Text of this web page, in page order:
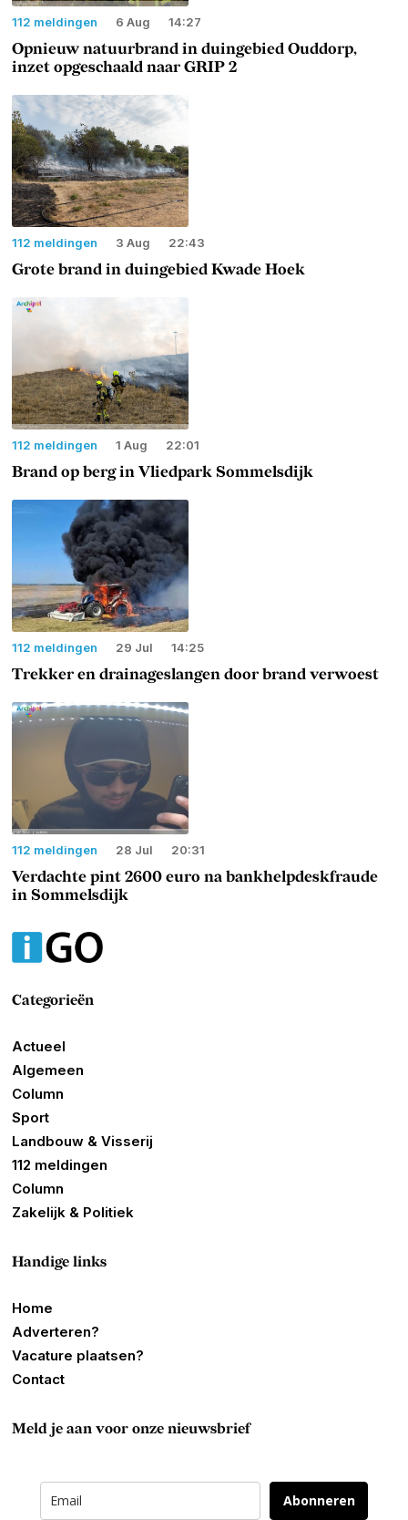
112 meldingen 6 Aug 14:27
Opnieuw natuurbrand in duingebied Ouddorp,
inzet opgeschaald naar GRIP 2
112 meldingen 3 Aug 22:43
Grote brand in duingebied Kwade Hoek
112 meldingen 1 Aug 22:01
Brand op berg in Vliedpark Sommelsdijk
112 meldingen 29 Jul 14:25
Trekker en drainageslangen door brand verwoest
112 meldingen 28 Jul 20:31
Verdachte pint 2600 euro na bankhelpdeskfraude
in Sommelsdijk
Categorieën
Actueel
Algemeen
Column
Sport
Landbouw & Visserij
112 meldingen
Column
Zakelijk & Politiek
Handige links
Home
Adverteren?
Vacature plaatsen?
Contact
Meld je aan voor onze nieuwsbrief
Abonneren